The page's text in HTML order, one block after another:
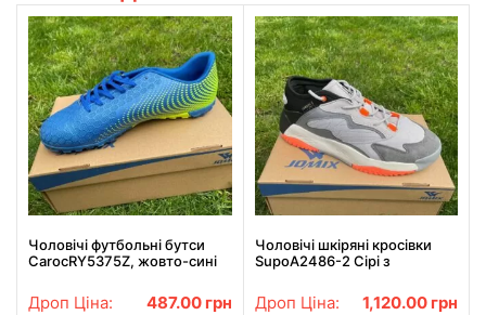
Чоловічі футбольні бутси
CarocRY5375Z, жовто-сині
Дроп Ціна: 487.00 грн
Чоловічі шкіряні кросівки
SupoA2486-2 Сірі з
Дроп Ціна: 1,120.00 грн